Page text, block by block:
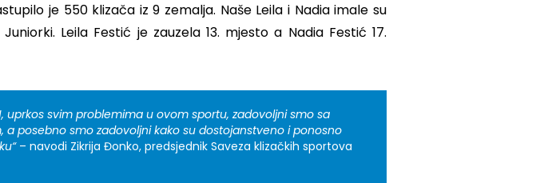
je 550 klizača iz 9 zemalja. Naše Leila i Nadia imale su
Leila Festić je zauzela 13. mjesto a Nadia Festić 17.
uprkos svim problemima u ovom sportu, zadovoljni smo sa
posebno smo zadovoljni kako su dostojanstveno i ponosno
– navodi Zikrija Đonko, predsjednik Saveza klizačkih sportova